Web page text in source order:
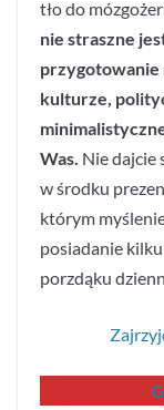
tło do
nie straszne
przygotowanie
kulturze,
Was. Nie dajcie
w środku
którym
posiadanie
porzdąku